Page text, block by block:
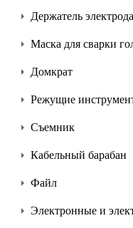
Держатель электрода
Маска для сварки
Домкрат
Режущие
Съемник
Кабельный барабан
Файл
Электронные и